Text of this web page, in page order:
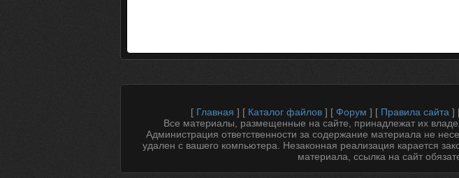
[ Главная ] [ Каталог файлов] [ Форум ] [ Правила сайта ]
Все материалы, размещенные на сайте, принадлежат их
Администрация ответственности за содержание материала не
удален с вашего компьютера. Незаконная реализация карается
материала, ссылка на сайт